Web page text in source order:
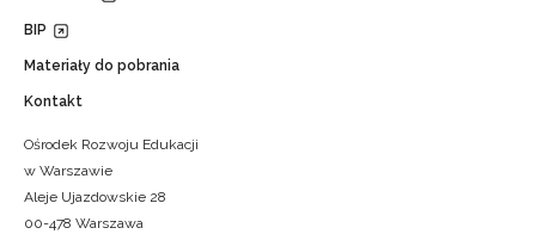
BIP
Materiały do pobrania
Kontakt
Ośrodek Rozwoju Edukacji
w Warszawie
Aleje Ujazdowskie 28
00-478 Warszawa